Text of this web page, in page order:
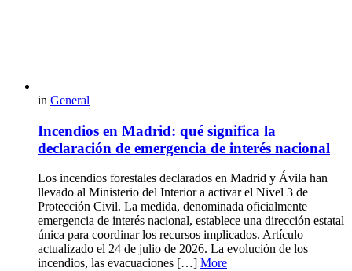
in General
Incendios en Madrid: qué significa la
declaración de emergencia de interés nacional
Los incendios forestales declarados en Madrid y Ávila han
llevado al Ministerio del Interior a activar el Nivel 3 de
Protección Civil. La medida, denominada oficialmente
emergencia de interés nacional, establece una dirección estatal
única para coordinar los recursos implicados. Artículo
actualizado el 24 de julio de 2026. La evolución de los
incendios, las evacuaciones […] More